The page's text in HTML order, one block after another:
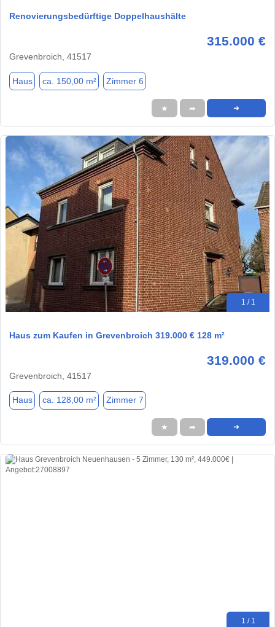
Renovierungsbedürftige Doppelhaushälte
315.000 €
Grevenbroich, 41517
Haus ca. 150,00 m² Zimmer 6
★ ➦ ➜
1 / 1
Haus zum Kaufen in Grevenbroich 319.000 € 128 m²
319.000 €
Grevenbroich, 41517
Haus ca. 128,00 m² Zimmer 7
★ ➦ ➜
1 / 1